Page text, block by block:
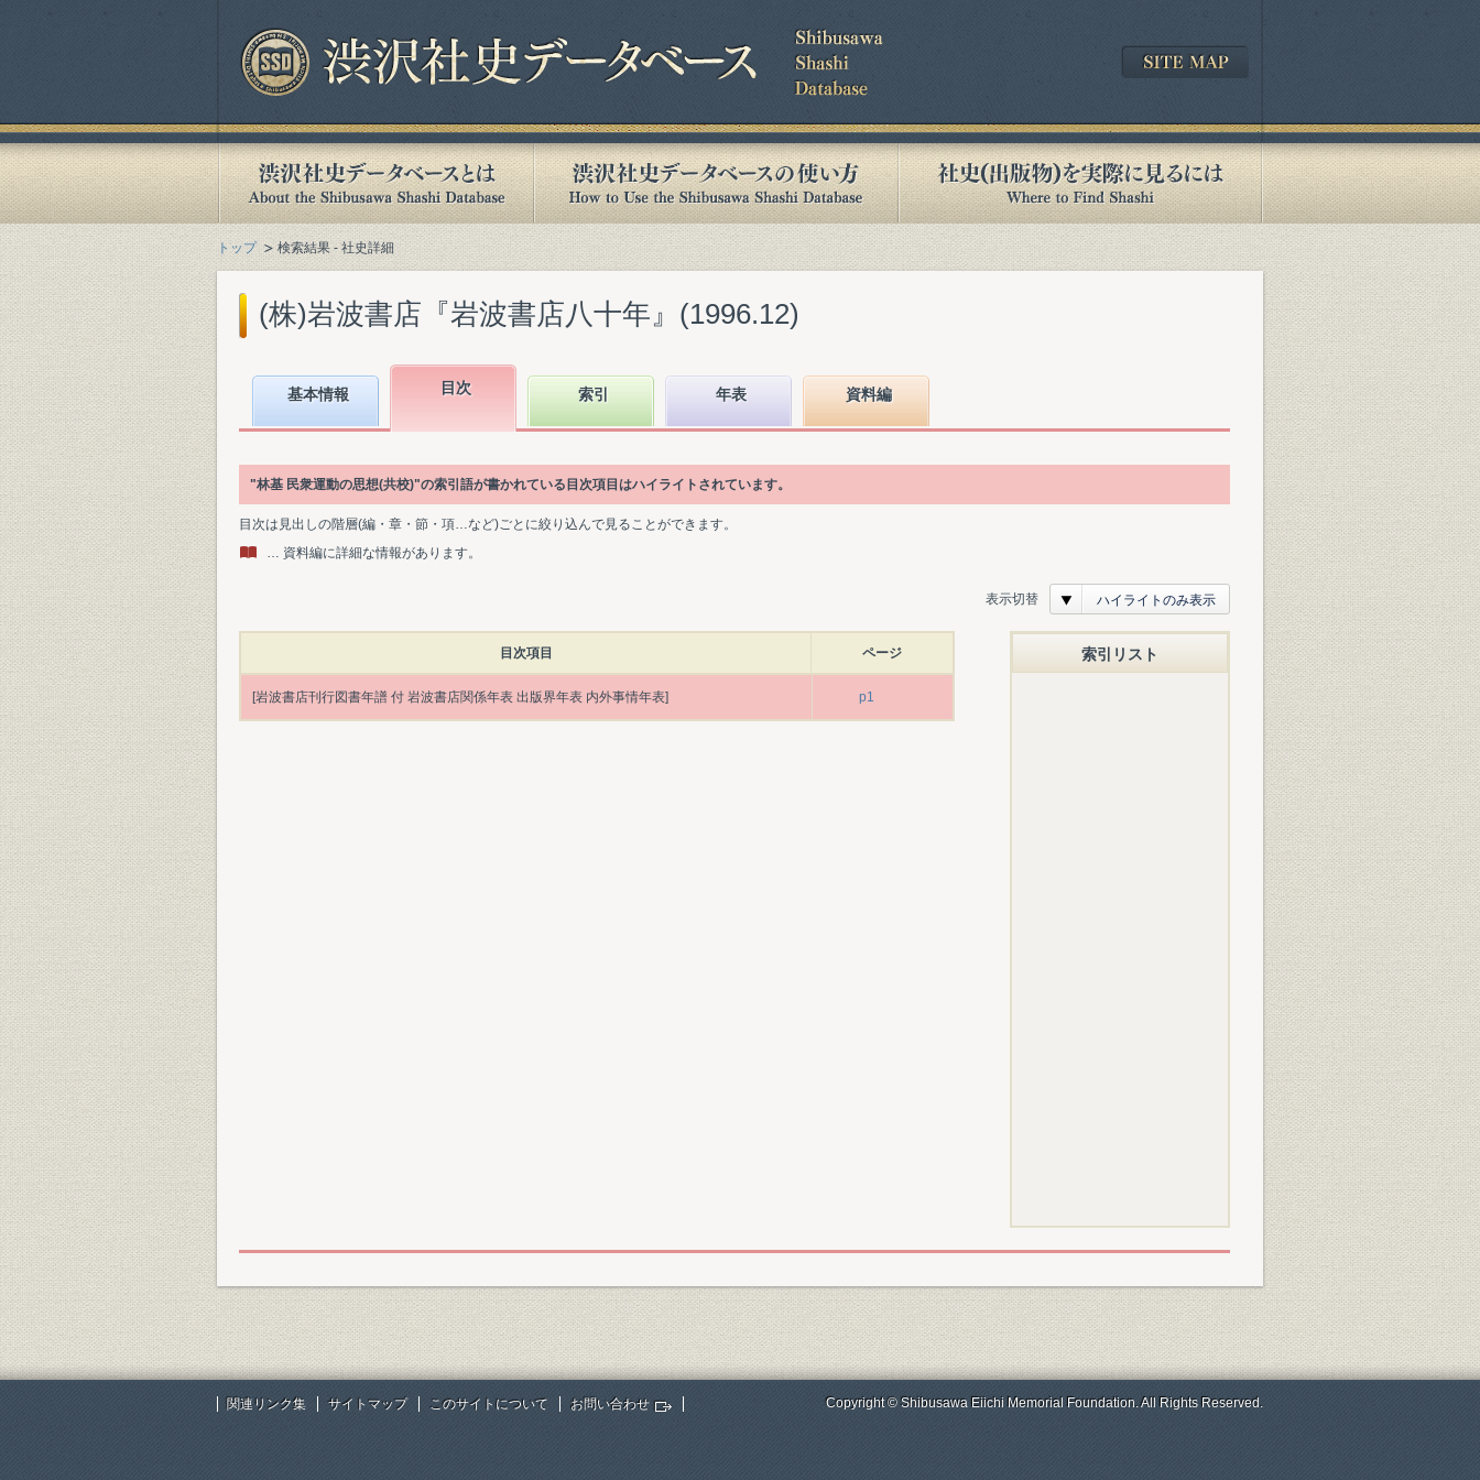
トップ 検索結果 - 社史詳細
(株)岩波書店『岩波書店八十年』(1996.12)
基本情報 目次 索引 年表 資料編
"林基 民衆運動の思想(共校)"の索引語が書かれている目次項目はハイライトされています。
目次は見出しの階層(編・章・節・項…など)ごとに絞り込んで見ることができます。
… 資料編に詳細な情報があります。
表示切替 ハイライトのみ表示
目次項目 ページ
[岩波書店刊行図書年譜 付 岩波書店関係年表 出版界年表 内外事情年表] p1
索引リスト
関連リンク集 サイトマップ このサイトについて お問い合わせ Copyright © Shibusawa Eiichi Memorial Foundation. All Rights Reserved.